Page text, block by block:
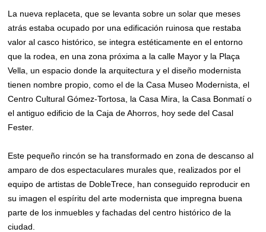
La nueva replaceta, que se levanta sobre un solar que meses
atrás estaba ocupado por una edificación ruinosa que restaba
valor al casco histórico, se integra estéticamente en el entorno
que la rodea, en una zona próxima a la calle Mayor y la Plaça
Vella, un espacio donde la arquitectura y el diseño modernista
tienen nombre propio, como el de la Casa Museo Modernista, el
Centro Cultural Gómez-Tortosa, la Casa Mira, la Casa Bonmatí o
el antiguo edificio de la Caja de Ahorros, hoy sede del Casal
Fester.
Este pequeño rincón se ha transformado en zona de descanso al
amparo de dos espectaculares murales que, realizados por el
equipo de artistas de DobleTrece, han conseguido reproducir en
su imagen el espíritu del arte modernista que impregna buena
parte de los inmuebles y fachadas del centro histórico de la
ciudad.